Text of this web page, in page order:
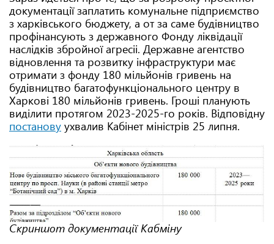
документації заплатить комунальне підприємство
з харківського бюджету, а от за саме будівництво
профінансують з державного Фонду ліквідації
наслідків збройної агресіі. Державне агентство
відновлення та розвитку інфраструктури має
отримати з фонду 180 мільйонів гривень на
будівництво багатофункціонального центру в
Харкові 180 мільйонів гривень. Гроші планують
виділити протягом 2023-2025-го років. Відповідну
постанову ухвалив Кабінет міністрів 25 липня.
Скриншот документації Кабміну